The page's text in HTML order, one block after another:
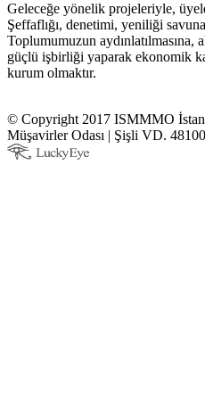
Geleceğe yönelik projeleriyle,
Şeffaflığı, denetimi, yeniliği
Toplumumuzun
güçlü işbirliği yaparak ekonomik
kurum olmaktır.
© Copyright 2017 ISMMMO
Müşavirler Odası | Şişli VD.